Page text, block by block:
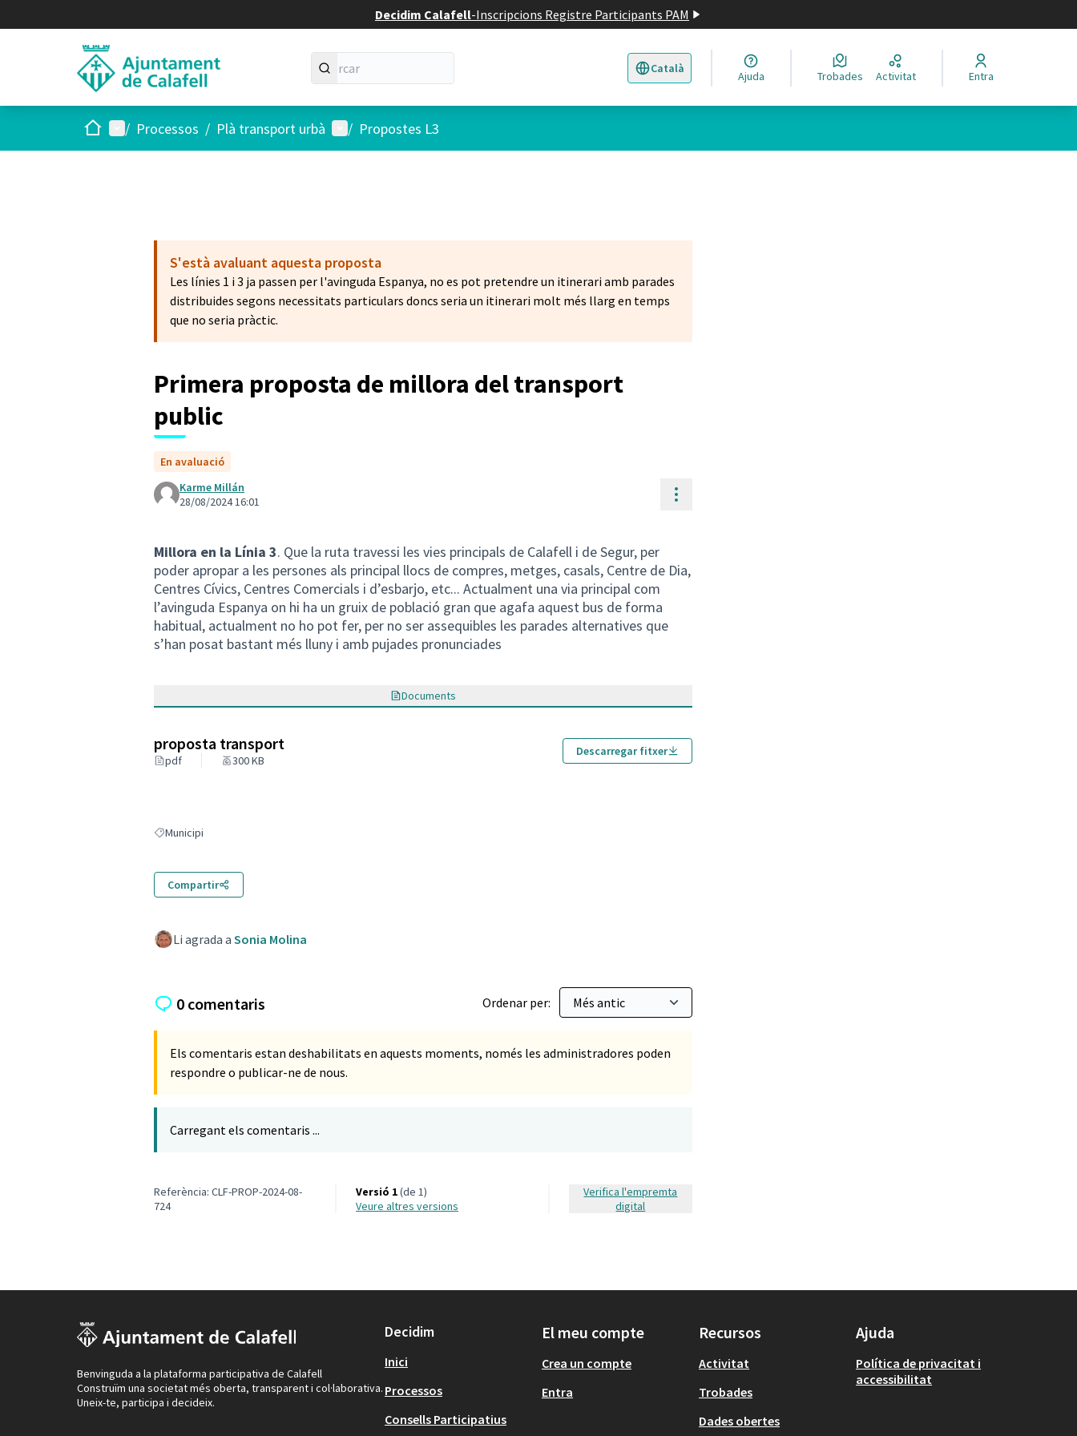
Decidim Calafell-Inscripcions Registre Participants PAM
Català
Triar la llengua Elegir el idioma
Ajuda Trobades Activitat Entra
Inici Menú principal
/ Processos / Plà transport urbà Menú d'usuari
/ Propostes L3
S'està avaluant aquesta proposta
Les línies 1 i 3 ja passen per l'avinguda Espanya, no es pot pretendre un itinerari amb parades
distribuides segons necessitats particulars doncs seria un itinerari molt més llarg en temps
que no seria pràctic.
Primera proposta de millora del transport
public
En avaluació
Karme Millán
28/08/2024 16:01
Controls de recursos
Millora en la Línia 3. Que la ruta travessi les vies principals de Calafell i de Segur, per
poder apropar a les persones als principal llocs de compres, metges, casals, Centre de Dia,
Centres Cívics, Centres Comercials i d’esbarjo, etc... Actualment una via principal com
l’avinguda Espanya on hi ha un gruix de població gran que agafa aquest bus de forma
habitual, actualment no ho pot fer, per no ser assequibles les parades alternatives que
s’han posat bastant més lluny i amb pujades pronunciades
Documents
proposta transport
pdf 300 KB
Descarregar fitxer
Resultats en filtrar per: Municipi
Municipi
Compartir
Li agrada a Sonia Molina
0 comentaris Ordenar per:
Els comentaris estan deshabilitats en aquests moments, només les administradores poden
respondre o publicar-ne de nous.
Carregant els comentaris ...
Referència: CLF-PROP-2024-08-
724
Versió 1(de 1)
veure altres versions
Verifica l'empremta
digital
Benvinguda a la plataforma participativa de Calafell
Construïm una societat més oberta, transparent i col·laborativa.
Uneix-te, participa i decideix.
Decidim
Inici
Processos
Consells Participatius
El meu compte
Crea un compte
Entra
Recursos
Activitat
Trobades
Dades obertes
Ajuda
Política de privacitat i
accessibilitat